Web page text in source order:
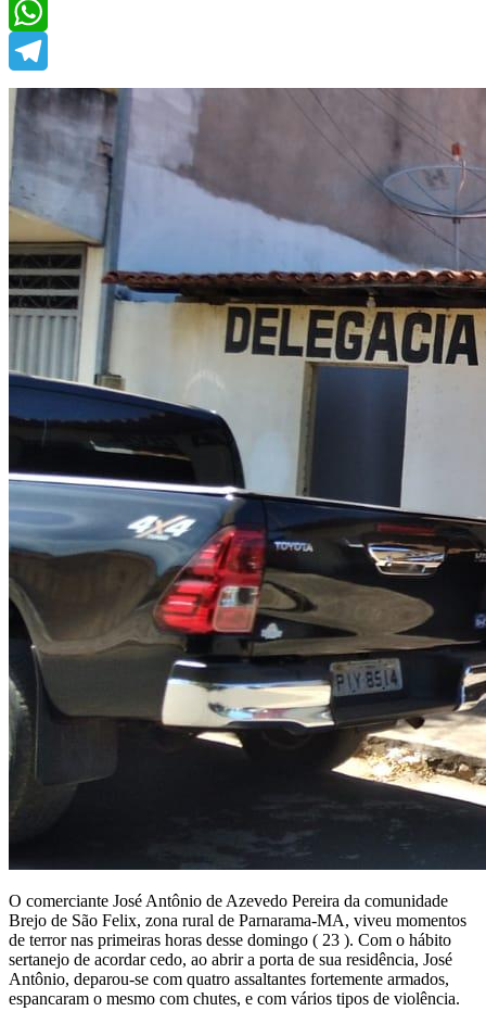
X
WhatsApp
Telegram
O comerciante José Antônio de Azevedo Pereira da comunidade
Brejo de São Felix, zona rural de Parnarama-MA, viveu momentos
de terror nas primeiras horas desse domingo ( 23 ). Com o hábito
sertanejo de acordar cedo, ao abrir a porta de sua residência, José
Antônio, deparou-se com quatro assaltantes fortemente armados,
espancaram o mesmo com chutes, e com vários tipos de violência.